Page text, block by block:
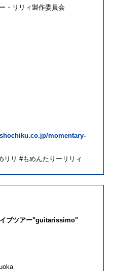
・リリィ製作委員会
momentary-
リリ #もめんたりーリリィ
ブツアー"guitarissimo"